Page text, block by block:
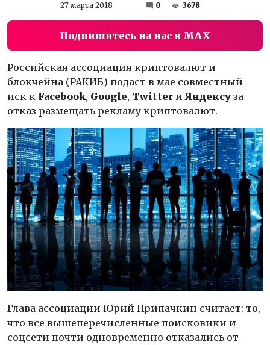
27 марта 2018 0 3678
Подпишитесь на нас в MAX
Российская ассоциация криптовалют и
блокчейна (РАКИБ) подаст в мае совместный
иск к Facebook, Google, Twitter иЯндексу за
отказ размещать рекламу криптовалют.
Глава ассоциации Юрий Припачкин считает: то,
что все вышеперечисленные поисковики и
соцсети почти одновременно отказались от